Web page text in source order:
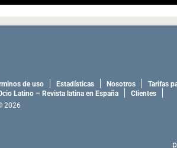
de uso Estadísticas Nosotros Tarifas
Latino – Revista latina en España
Clientes
2026